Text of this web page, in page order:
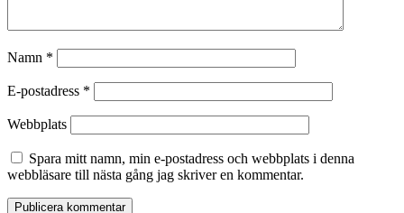
Namn *
E-postadress *
Webbplats
Spara mitt namn, min e-postadress och webbplats i denna
webbläsare till nästa gång jag skriver en kommentar.